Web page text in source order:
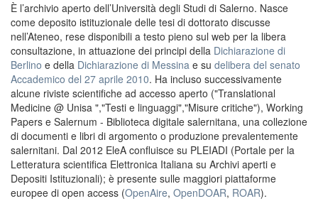
È l’archivio aperto dell’Università degli Studi di Salerno. Nasce
come deposito istituzionale delle tesi di dottorato discusse
nell’Ateneo, rese disponibili a testo pieno sul web per la libera
consultazione, in attuazione dei principi della Dichiarazione di
Berlino e della Dichiarazione di Messina e su delibera del senato
Accademico del 27 aprile 2010. Ha incluso successivamente
alcune riviste scientifiche ad accesso aperto ("Translational
Medicine @ Unisa ","Testi e linguaggi","Misure critiche"), Working
Papers e Salernum - Biblioteca digitale salernitana, una collezione
di documenti e libri di argomento o produzione prevalentemente
salernitani. Dal 2012 EleA confluisce su PLEIADI (Portale per la
Letteratura scientifica Elettronica Italiana su Archivi aperti e
Depositi Istituzionali); è presente sulle maggiori piattaforme
europee di open access (OpenAire, OpenDOAR, ROAR).